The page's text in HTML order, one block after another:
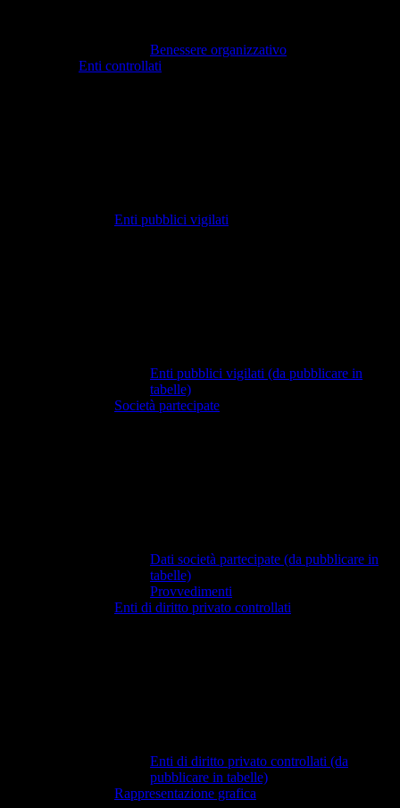
Benessere organizzativo
Enti controllati
Enti pubblici vigilati
Enti pubblici vigilati (da pubblicare in
tabelle)
Società partecipate
Dati società partecipate (da pubblicare in
tabelle)
Provvedimenti
Enti di diritto privato controllati
Enti di diritto privato controllati (da
pubblicare in tabelle)
Rappresentazione grafica